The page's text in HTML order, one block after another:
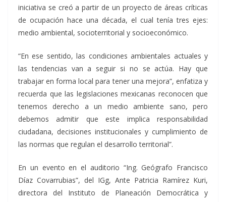
iniciativa se creó a partir de un proyecto de áreas críticas
de ocupación hace una década, el cual tenía tres ejes:
medio ambiental, socioterritorial y socioeconómico.
“En ese sentido, las condiciones ambientales actuales y
las tendencias van a seguir si no se actúa. Hay que
trabajar en forma local para tener una mejora”, enfatiza y
recuerda que las legislaciones mexicanas reconocen que
tenemos derecho a un medio ambiente sano, pero
debemos admitir que este implica responsabilidad
ciudadana, decisiones institucionales y cumplimiento de
las normas que regulan el desarrollo territorial”.
En un evento en el auditorio “Ing. Geógrafo Francisco
Díaz Covarrubias”, del IGg, Ante Patricia Ramírez Kuri,
directora del Instituto de Planeación Democrática y